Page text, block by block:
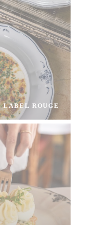
LABEL ROUGE